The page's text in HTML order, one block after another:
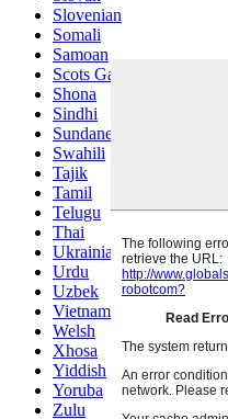
Slovenian
Somali
Samoan
Scots Gaelic
Shona
Sindhi
Sundanese
Swahili
Tajik
Tamil
Telugu
Thai
Ukrainian
Urdu
Uzbek
Vietnamese
Welsh
Xhosa
Yiddish
Yoruba
Zulu